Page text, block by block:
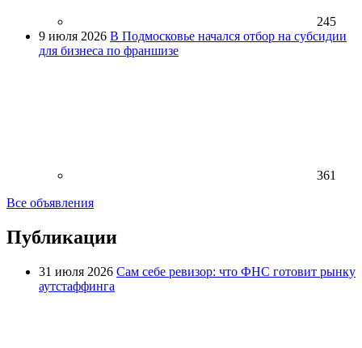
245
9 июля 2026 В Подмосковье начался отбор на субсидии
для бизнеса по франшизе
361
Все объявления
Публикации
31 июля 2026 Сам себе ревизор: что ФНС готовит рынку
аутстаффинга